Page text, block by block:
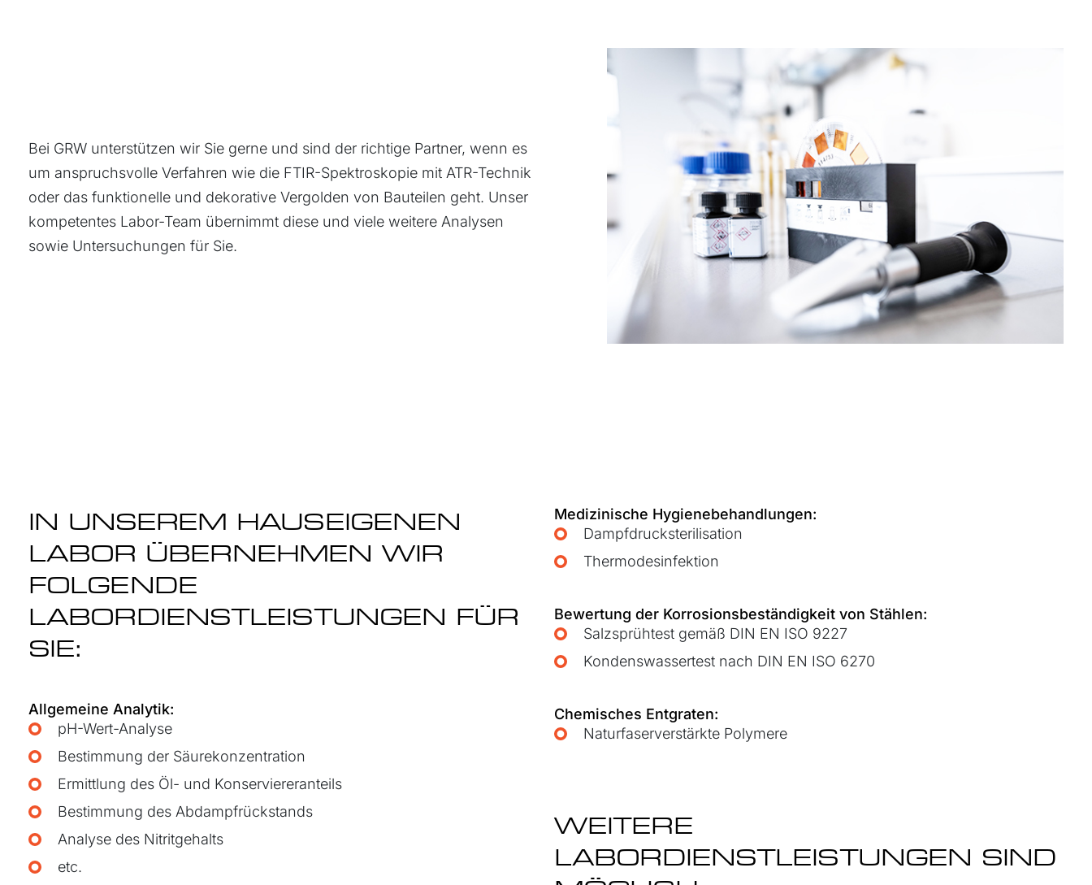
Bei GRW unterstützen wir Sie gerne und sind der richtige Partner, wenn es
um anspruchsvolle Verfahren wie die FTIR-Spektroskopie mit ATR-Technik
oder das funktionelle und dekorative Vergolden von Bauteilen geht. Unser
kompetentes Labor-Team übernimmt diese und viele weitere Analysen
sowie Untersuchungen für Sie.
IN UNSEREM HAUSEIGENEN
LABOR ÜBERNEHMEN WIR
FOLGENDE
LABORDIENSTLEISTUNGEN FÜR
SIE:
Allgemeine Analytik:
pH-Wert-Analyse
Bestimmung der Säurekonzentration
Ermittlung des Öl- und Konserviereranteils
Bestimmung des Abdampfrückstands
Analyse des Nitritgehalts
etc.
Medizinische Hygienebehandlungen:
Dampfdrucksterilisation
Thermodesinfektion
Bewertung der Korrosionsbeständigkeit von Stählen:
Salzsprühtest gemäß DIN EN ISO 9227
Kondenswassertest nach DIN EN ISO 6270
Chemisches Entgraten:
Naturfaserverstärkte Polymere
WEITERE
LABORDIENSTLEISTUNGEN SIND